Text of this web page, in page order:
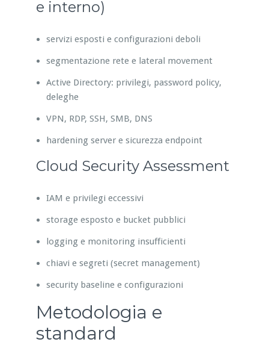
e interno)
servizi esposti e configurazioni deboli
segmentazione rete e lateral movement
Active Directory: privilegi, password policy,
deleghe
VPN, RDP, SSH, SMB, DNS
hardening server e sicurezza endpoint
Cloud Security Assessment
IAM e privilegi eccessivi
storage esposto e bucket pubblici
logging e monitoring insufficienti
chiavi e segreti (secret management)
security baseline e configurazioni
Metodologia e
standard